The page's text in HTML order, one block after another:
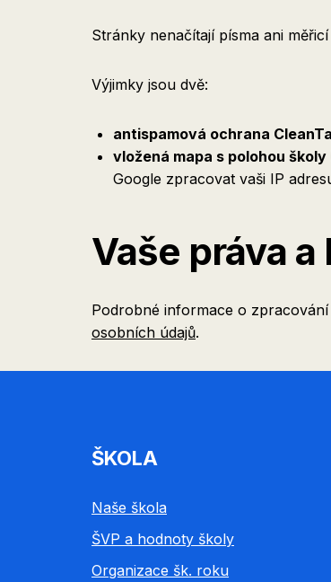
Stránky nenačítají písma ani
Výjimky jsou dvě:
antispamová ochrana
vložená mapa s polohou školy
Google zpracovat vaši IP
Vaše práva
Podrobné informace o
osobních údajů.
ŠKOLA
Naše škola
ŠVP a hodnoty školy
Organizace šk. roku